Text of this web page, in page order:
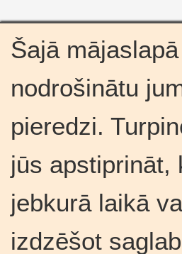
Šajā
nodrošinātu
pieredzi.
jūs apstiprināt,
jebkurā laikā
izdzēšot